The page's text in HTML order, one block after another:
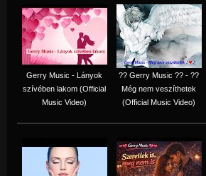
Gerry Music - Lányok
szívében lakom (Official
Music Video)
?? Gerry Music ?? - ??
Még nem veszíthetek
(Official Music Video)